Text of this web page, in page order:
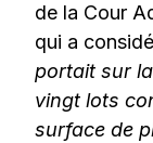
de la Cour
qui a
portait sur
vingt lots
surface de